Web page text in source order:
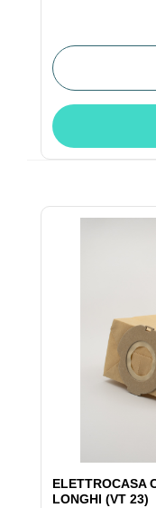
ELETTROCASA
LONGHI (VT 23)